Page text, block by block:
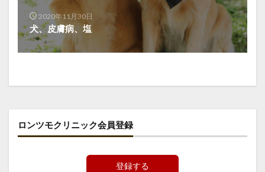
2020年11月30日
犬、皮膚病、塩
ロンツモクリニック会員登録
登録する